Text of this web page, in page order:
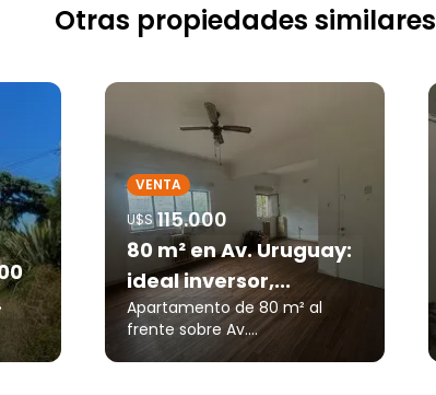
Otras propiedades similares
VENTA
U$S 115.000
80 m² en Av. Uruguay:
ideal inversor,...
Apartamento de 80 m² al
frente sobre Av....